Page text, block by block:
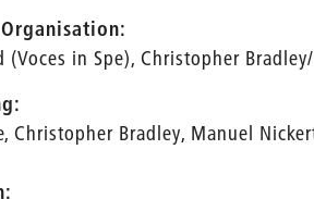
(Voces in Spe), Christopher
Christopher Bradley, Manuel